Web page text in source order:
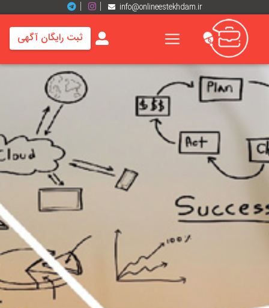
info@onlineestekhdam.ir
خانه
فرصت
های
شغلی
برند
ها
ها
ثبت رایگان آگهی